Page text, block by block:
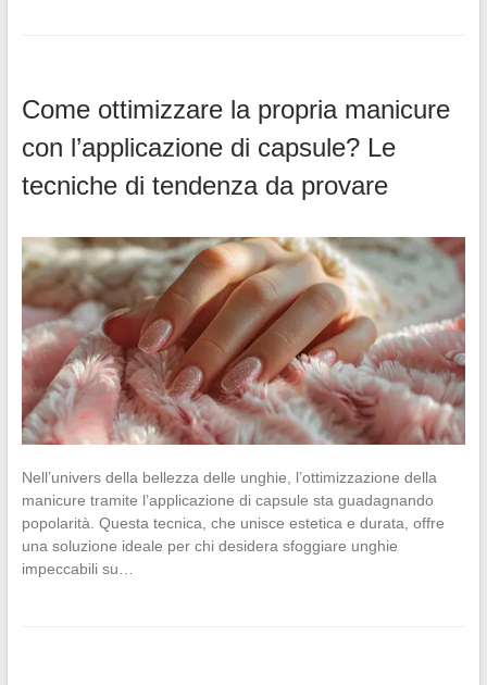
Come ottimizzare la propria manicure
con l’applicazione di capsule? Le
tecniche di tendenza da provare
Nell’univers della bellezza delle unghie, l’ottimizzazione della
manicure tramite l’applicazione di capsule sta guadagnando
popolarità. Questa tecnica, che unisce estetica e durata, offre
una soluzione ideale per chi desidera sfoggiare unghie
impeccabili su…